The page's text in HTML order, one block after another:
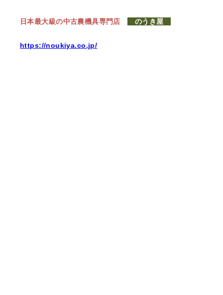
日本最大級の中古農機具専門店 のうき屋
https://noukiya.co.jp/